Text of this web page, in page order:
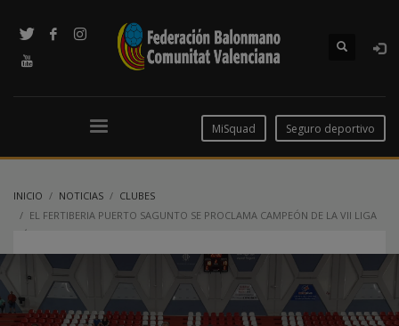
MiSquad Seguro deportivo
INICIO NOTICIAS
CLUBES
EL FERTIBERIA PUERTO SAGUNTO SE PROCLAMA CAMPEÓN DE LA VII LIGA
MÁSTER DE VETERANOS